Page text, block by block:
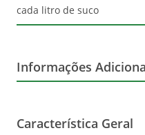
cada litro de suco
Informações
Não Contém
Característica Geral